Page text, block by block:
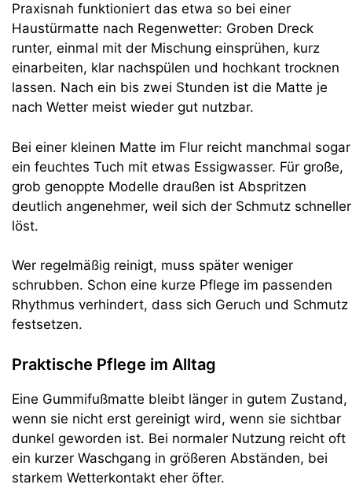
Praxisnah funktioniert das etwa so bei einer
Haustürmatte nach Regenwetter: Groben Dreck
runter, einmal mit der Mischung einsprühen, kurz
einarbeiten, klar nachspülen und hochkant trocknen
lassen. Nach ein bis zwei Stunden ist die Matte je
nach Wetter meist wieder gut nutzbar.
Bei einer kleinen Matte im Flur reicht manchmal sogar
ein feuchtes Tuch mit etwas Essigwasser. Für große,
grob genoppte Modelle draußen ist Abspritzen
deutlich angenehmer, weil sich der Schmutz schneller
löst.
Wer regelmäßig reinigt, muss später weniger
schrubben. Schon eine kurze Pflege im passenden
Rhythmus verhindert, dass sich Geruch und Schmutz
festsetzen.
Praktische Pflege im Alltag
Eine Gummifußmatte bleibt länger in gutem Zustand,
wenn sie nicht erst gereinigt wird, wenn sie sichtbar
dunkel geworden ist. Bei normaler Nutzung reicht oft
ein kurzer Waschgang in größeren Abständen, bei
starkem Wetterkontakt eher öfter.